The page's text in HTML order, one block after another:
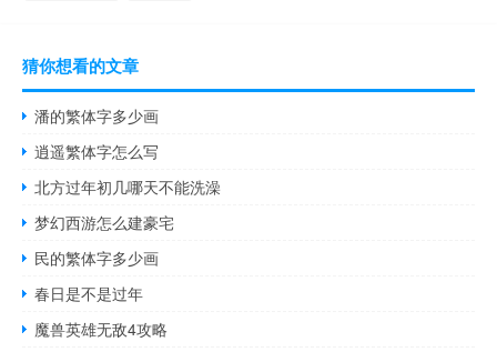
猜你想看的文章
潘的繁体字多少画
逍遥繁体字怎么写
北方过年初几哪天不能洗澡
梦幻西游怎么建豪宅
民的繁体字多少画
春日是不是过年
魔兽英雄无敌4攻略